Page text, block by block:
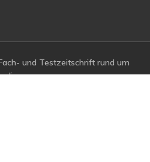
und Testzeitschrift rund um